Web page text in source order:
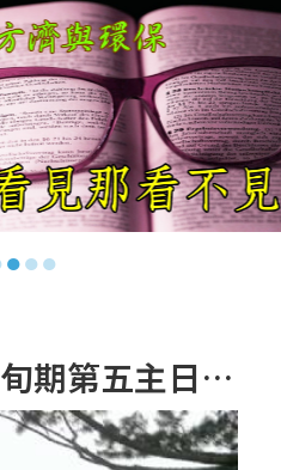
十五集：「入門聖事」—錢
十四集：「天主十誡(下)」
十三集：「天主十誡(上)」
十二集：「聖母、聖人」—
第十一集：「教 會」(推廣片)
●●●
2018/03/18四旬期第五主日(含懇禱禮、授信經、天主經)字幕版